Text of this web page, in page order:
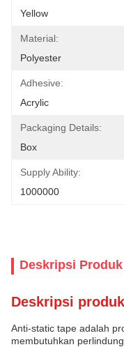
Yellow
Material:
Polyester
Adhesive:
Acrylic
Packaging Details:
Box
Supply Ability:
1000000
Deskripsi Produk
Deskripsi
Anti-static tape adalah
membutuhkan